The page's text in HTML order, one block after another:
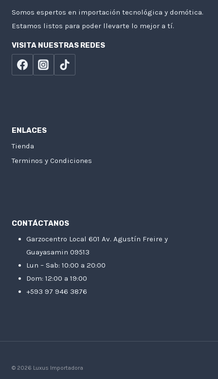
Somos espertos en importación tecnológica y domótica.
Estamos listos para poder llevarte lo mejor a tí.
VISITA NUESTRAS REDES
ENLACES
Tienda
Terminos y Condiciones
CONTÁCTANOS
Garzocentro Local 601 Av. Agustín Freire y
Guayasamin 09513
Lun – Sab: 10:00 a 20:00
Dom: 12:00 a 19:00
+593 97 946 3876
© 2026 Luxus Importadora